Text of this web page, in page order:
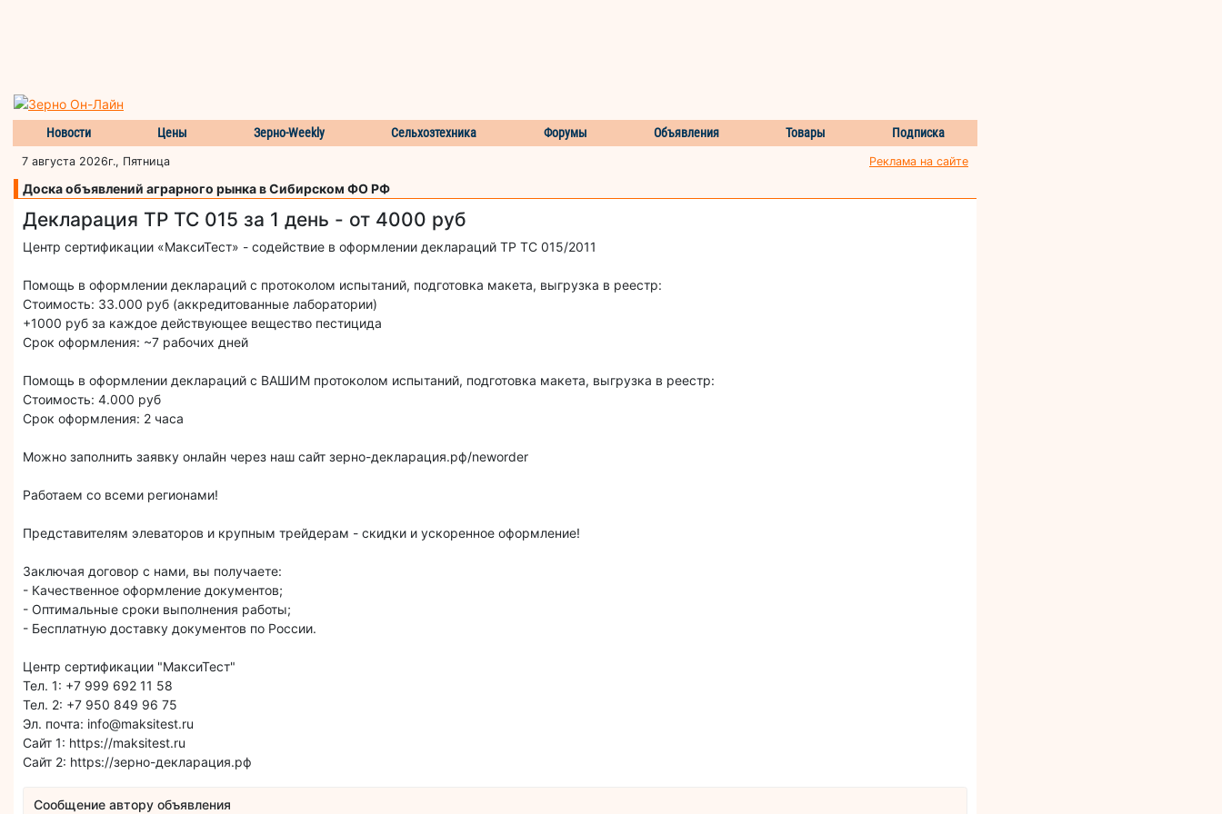
Новости Цены Зерно-Weekly Сельхозтехника Форумы Объявления Товары Подписка
7 августа 2026г., Пятница Реклама на сайте
Доска объявлений аграрного рынка в Сибирском ФО РФ
Декларация ТР ТС 015 за 1 день - от 4000 руб
Центр сертификации «МаксиТест» - содействие в оформлении деклараций ТР ТС 015/2011
Помощь в оформлении деклараций с протоколом испытаний, подготовка макета, выгрузка в реестр:
Стоимость: 33.000 руб (аккредитованные лаборатории)
+1000 руб за каждое действующее вещество пестицида
Срок оформления: ~7 рабочих дней
Помощь в оформлении деклараций с ВАШИМ протоколом испытаний, подготовка макета, выгрузка в реестр:
Стоимость: 4.000 руб
Срок оформления: 2 часа
Можно заполнить заявку онлайн через наш сайт зерно-декларация.рф/neworder
Работаем со всеми регионами!
Представителям элеваторов и крупным трейдерам - скидки и ускоренное оформление!
Заключая договор с нами, вы получаете:
- Качественное оформление документов;
- Оптимальные сроки выполнения работы;
- Бесплатную доставку документов по России.
Центр сертификации "МаксиТест"
Тел. 1: +7 999 692 11 58
Тел. 2: +7 950 849 96 75
Эл. почта: info@maksitest.ru
Сайт 1: https://maksitest.ru
Сайт 2: https://зерно-декларация.рф
Сообщение автору объявления